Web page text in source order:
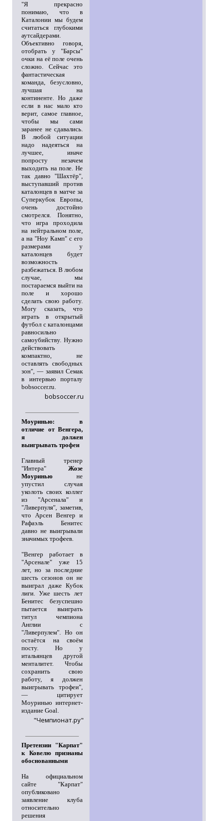
"Я прекрасно
понимаю, что в
Каталонии мы будем
считаться глубокими
аутсайдерами.
Объективно говоря,
отобрать у "Барсы"
очки на её поле очень
сложно. Сейчас это
фантастическая
команда, безусловно,
лучшая на
континенте. Но даже
если в нас мало кто
верит, самое главное,
чтобы мы сами
заранее не сдавались.
В любой ситуации
надо надеяться на
лучшее, иначе
попросту незачем
выходить на поле. Не
так давно "Шахтёр",
выступавший против
каталонцев в матче за
Суперкубок Европы,
очень достойно
смотрелся. Понятно,
что игра проходила
на нейтральном поле,
а на "Ноу Камп" с его
размерами у
каталонцев будет
возможность
разбежаться. В любом
случае, мы
постараемся выйти на
поле и хорошо
сделать свою работу.
Могу сказать, что
играть в открытый
футбол с каталонцами
равносильно
самоубийству. Нужно
действовать
компактно, не
оставлять свободных
зон", — заявил Семак
в интервью порталу
bobsoccer.ru.
bobsoccer.ru
Моуринью: в
отличие от Венгера,
я должен
выигрывать трофеи
Главный тренер
"Интера" Жозе
Моуринью не
упустил случая
уколоть своих коллег
из "Арсенала" и
"Ливерпуля", заметив,
что Арсен Венгер и
Рафаэль Бенитес
давно не выигрывали
значимых трофеев.
"Венгер работает в
"Арсенале" уже 15
лет, но за последние
шесть сезонов он не
выиграл даже Кубок
лиги. Уже шесть лет
Бенитес безуспешно
пытается выиграть
титул чемпиона
Англии с
"Ливерпулем". Но он
остаётся на своём
посту. Но у
итальянцев другой
менталитет. Чтобы
сохранить свою
работу, я должен
выигрывать трофеи",
— цитирует
Моуринью интернет-
издание Goal.
"Чемпионат.ру"
Претензии "Карпат"
к Ковелю признаны
обоснованными
На официальном
сайте "Карпат"
опубликовано
заявление клуба
относительно
решения